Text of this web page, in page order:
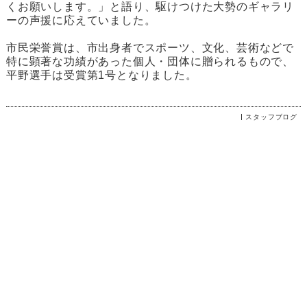
くお願いします。」と語り、駆けつけた大勢のギャラリ
ーの声援に応えていました。
市民栄誉賞は、市出身者でスポーツ、文化、芸術などで
特に顕著な功績があった個人・団体に贈られるもので、
平野選手は受賞第1号となりました。
スタッフブログ